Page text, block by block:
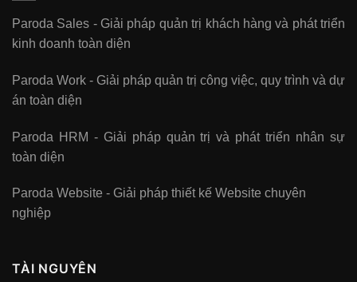
Paroda Sales - Giải pháp quản trị khách hàng và phát triển
kinh doanh toàn diện
Paroda Work - Giải pháp quản trị công việc, quy trình và dự
án toàn diện
Paroda HRM - Giải pháp quản trị và phát triển nhân sự
toàn diện
Paroda Website - Giải pháp thiết kế Website chuyên
nghiệp
TÀI NGUYÊN